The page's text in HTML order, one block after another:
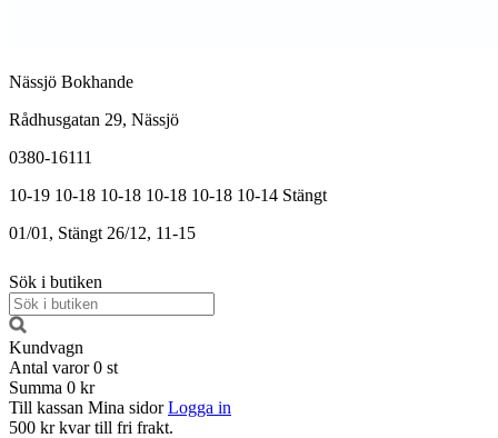
Nässjö Bokhande
Rådhusgatan 29, Nässjö
0380-16111
10-19 10-18 10-18 10-18 10-18 10-14 Stängt
01/01, Stängt 26/12, 11-15
Sök i butiken
Kundvagn
Antal varor 0 st
Summa 0 kr
Till kassan Mina sidor Logga in
500 kr kvar till fri frakt.